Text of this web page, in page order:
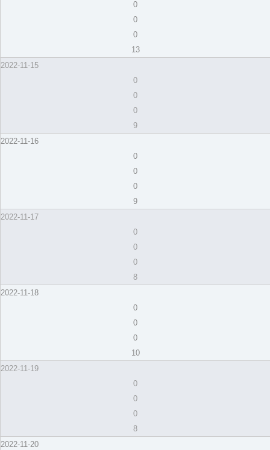
0
0
0
13
2022-11-15
0
0
0
9
2022-11-16
0
0
0
9
2022-11-17
0
0
0
8
2022-11-18
0
0
0
10
2022-11-19
0
0
0
8
2022-11-20